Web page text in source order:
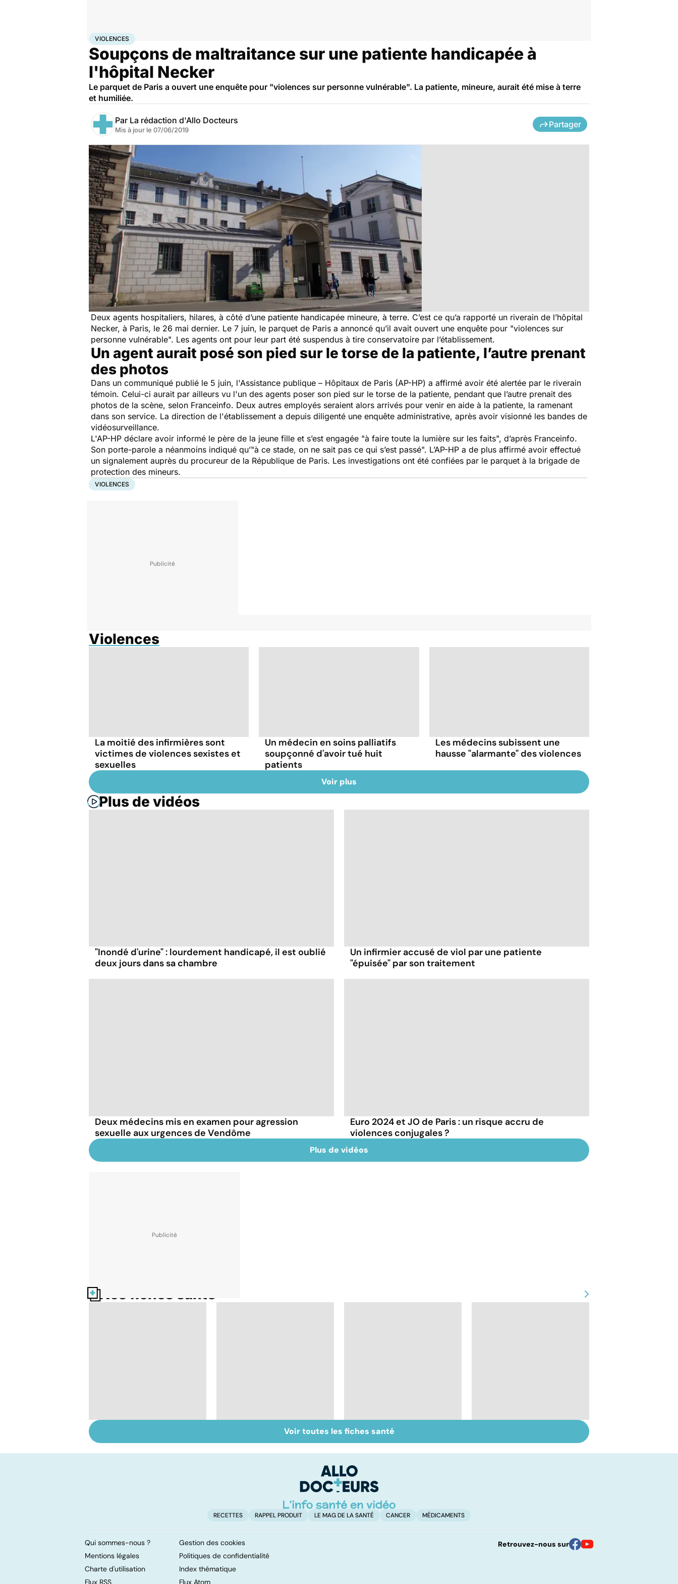
AccueilSantéMaladies
VIOLENCES
Soupçons de maltraitance sur une patiente handicapée à
l'hôpital Necker
Le parquet de Paris a ouvert une enquête pour "violences sur personne vulnérable". La patiente, mineure, aurait été mise à terre
et humiliée.
Par La rédaction d'Allo Docteurs
Mis à jour le 07/06/2019
Partager
Deux agents hospitaliers, hilares, à côté d’une patiente handicapée mineure, à terre. C’est ce qu’a rapporté un riverain de l’hôpital
Necker, à Paris, le 26 mai dernier. Le 7 juin, le parquet de Paris a annoncé qu’il avait ouvert une enquête pour "violences sur
personne vulnérable". Les agents ont pour leur part été suspendus à tire conservatoire par l’établissement.
Un agent aurait posé son pied sur le torse de la patiente, l’autre prenant
des photos
Dans un communiqué publié le 5 juin, l'Assistance publique – Hôpitaux de Paris (AP-HP) a affirmé avoir été alertée par le riverain
témoin. Celui-ci aurait par ailleurs vu l'un des agents poser son pied sur le torse de la patiente, pendant que l’autre prenait des
photos de la scène, selon Franceinfo. Deux autres employés seraient alors arrivés pour venir en aide à la patiente, la ramenant
dans son service. La direction de l'établissement a depuis diligenté une enquête administrative, après avoir visionné les bandes de
vidéosurveillance.
L'AP-HP déclare avoir informé le père de la jeune fille et s’est engagée "à faire toute la lumière sur les faits", d’après Franceinfo.
Son porte-parole a néanmoins indiqué qu’"à ce stade, on ne sait pas ce qui s’est passé". L’AP-HP a de plus affirmé avoir effectué
un signalement auprès du procureur de la République de Paris. Les investigations ont été confiées par le parquet à la brigade de
protection des mineurs.
VIOLENCES
Violences
La moitié des infirmières sont
victimes de violences sexistes et
sexuelles
Un médecin en soins palliatifs
soupçonné d'avoir tué huit
patients
Les médecins subissent une
hausse "alarmante" des violences
Voir plus
Plus de vidéos
"Inondé d'urine" : lourdement handicapé, il est oublié
deux jours dans sa chambre
Un infirmier accusé de viol par une patiente
"épuisée" par son traitement
Deux médecins mis en examen pour agression
sexuelle aux urgences de Vendôme
Euro 2024 et JO de Paris : un risque accru de
violences conjugales ?
Plus de vidéos
Nos fiches santé
comment s'en
Bébés secoués, un
syndrome sous-
Viol : quelle prise en
charge pour les
infections
Voir toutes les fiches santé
RECETTES RAPPEL PRODUIT LE MAG DE LA SANTÉ CANCER MÉDICAMENTS
Qui sommes-nous ?
Gestion des cookies
Mentions légales
Politiques de confidentialité
Charte d'utilisation
Index thématique
Flux RSS
Flux Atom
Retrouvez-nous sur